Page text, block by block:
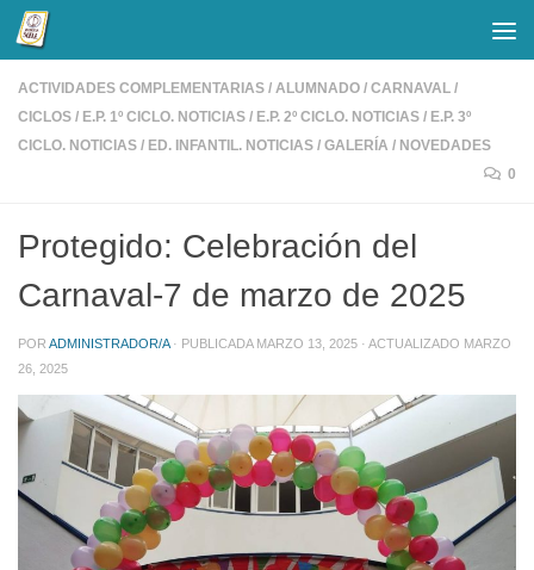
Saltar al contenido
ACTIVIDADES COMPLEMENTARIAS / ALUMNADO / CARNAVAL /
CICLOS / E.P. 1º CICLO. NOTICIAS / E.P. 2º CICLO. NOTICIAS / E.P. 3º
CICLO. NOTICIAS / ED. INFANTIL. NOTICIAS / GALERÍA / NOVEDADES
0
Protegido: Celebración del
Carnaval-7 de marzo de 2025
POR ADMINISTRADOR/A · PUBLICADA MARZO 13, 2025 · ACTUALIZADO MARZO
26, 2025